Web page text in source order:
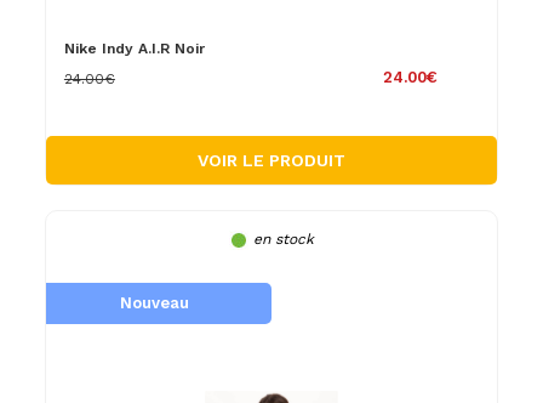
Nike Indy A.I.R Noir
24.00€
24.00€
VOIR LE PRODUIT
en stock
Nouveau